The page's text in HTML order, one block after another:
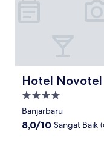
Hotel Novotel
Hotel Novotel
Properti
bintang
4.0
Banjarbaru
8.0
8,0/10 Sangat Baik